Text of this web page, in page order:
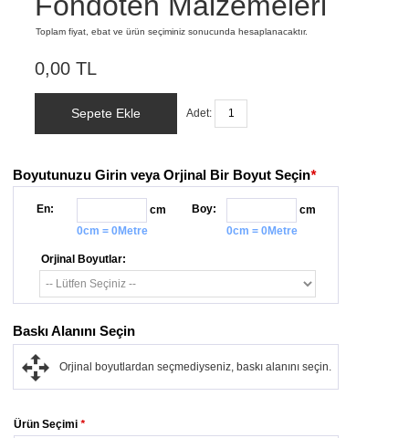
Toplam fiyat, ebat ve ürün seçiminiz sonucunda hesaplanacaktır.
0,00 TL
Sepete Ekle Adet:
Boyutunuzu Girin veya Orjinal Bir Boyut Seçin*
En:
cm
0cm = 0Metre
Boy:
cm
0cm = 0Metre
Orjinal Boyutlar:
*
Ürün Seçimi
Baskı Alanını Seçin
Orjinal boyutlardan seçmediyseniz, baskı alanını seçin.